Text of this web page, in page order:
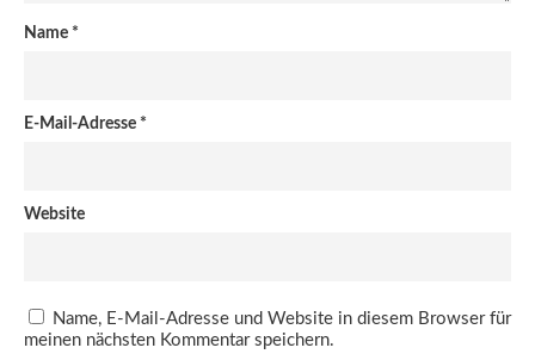
Name *
E-Mail-Adresse *
Website
Name, E-Mail-Adresse und Website in diesem Browser für
meinen nächsten Kommentar speichern.